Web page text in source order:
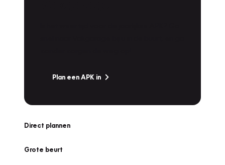
Plan een APK in
Direct plannen
Grote beurt